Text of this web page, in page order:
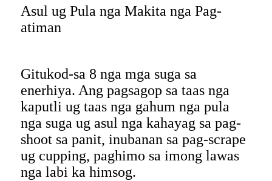
Asul ug Pula nga Makita nga Pag-
atiman
Gitukod-sa 8 nga mga suga sa
enerhiya. Ang pagsagop sa taas nga
kaputli ug taas nga gahum nga pula
nga suga ug asul nga kahayag sa pag-
shoot sa panit, inubanan sa pag-scrape
ug cupping, paghimo sa imong lawas
nga labi ka himsog.